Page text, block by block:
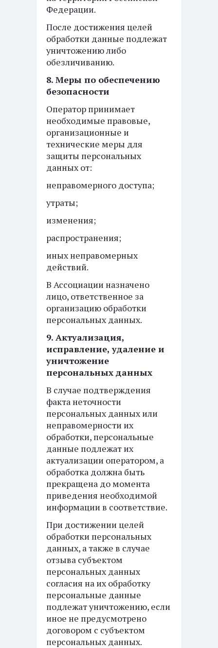
Федерации.
После достижения целей
обработки данные подлежат
уничтожению либо
обезличиванию.
8. Меры по обеспечению
безопасности
Оператор принимает
необходимые правовые,
организационные и
технические меры для
защиты персональных
данных от:
неправомерного доступа;
утраты;
изменения;
распространения;
иных неправомерных
действий.
В Ассоциации назначено
лицо, ответственное за
организацию обработки
персональных данных.
9. Актуализация,
исправление, удаление и
уничтожение
персональных данных
В случае подтверждения
факта неточности
персональных данных или
неправомерности их
обработки, персональные
данные подлежат их
актуализации оператором, а
обработка должна быть
прекращена до момента
приведения необходимой
информации в соответствие.
При достижении целей
обработки персональных
данных, а также в случае
отзыва субъектом
персональных данных
согласия на их обработку
персональные данные
подлежат уничтожению, если
иное не предусмотрено
договором с субъектом
персональных данных.